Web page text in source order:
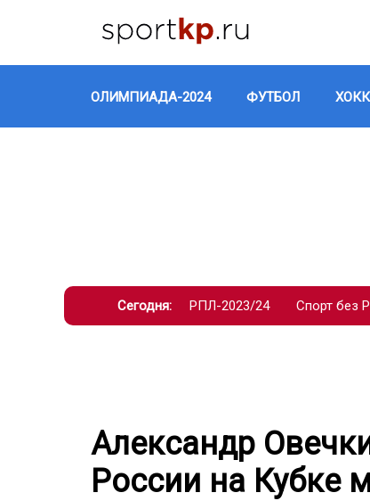
ОЛИМПИАДА-2024 ФУТБОЛ
Сегодня: РПЛ-2023/24 Спорт без
Александр
России на Кубке